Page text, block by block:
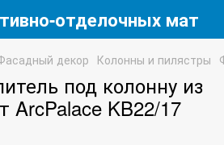
отделочных
декор Колонны и пилястры
под колонну из
ArcPalace KB22/17